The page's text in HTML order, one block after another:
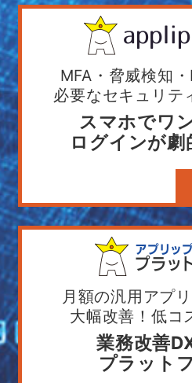
MFA・脅威検知
必要なセキュリテ
スマホでワ
ログインが劇
月額の汎用アプ
大幅改善！低コ
業務改善
プラット